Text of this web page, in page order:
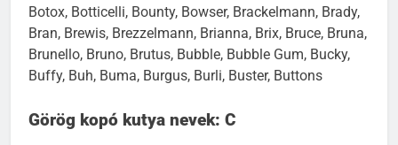
Botox, Botticelli, Bounty, Bowser, Brackelmann, Brady,
Bran, Brewis, Brezzelmann, Brianna, Brix, Bruce, Bruna,
Brunello, Bruno, Brutus, Bubble, Bubble Gum, Bucky,
Buffy, Buh, Buma, Burgus, Burli, Buster, Buttons
Görög kopó kutya nevek: C